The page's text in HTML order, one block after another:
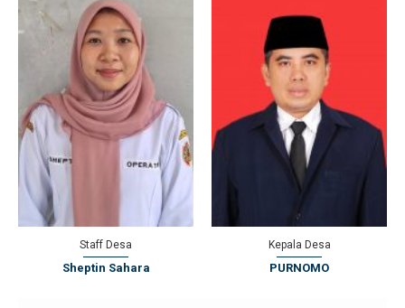
Kepala Desa
PURNOMO
Sekretaris Desa
Choirul Anwar S.Pd., MM.